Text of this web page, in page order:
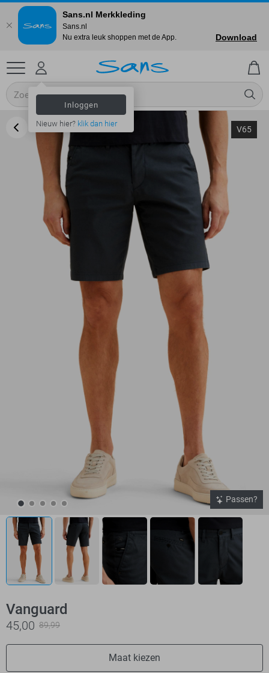
Inloggen
Nieuw hier? klik dan hier
V65
Passen?
Vanguard
45,00 89,99
Maat kiezen
Sans.nl Merkkleding
Sans.nl
Nu extra leuk shoppen met de App.
Download